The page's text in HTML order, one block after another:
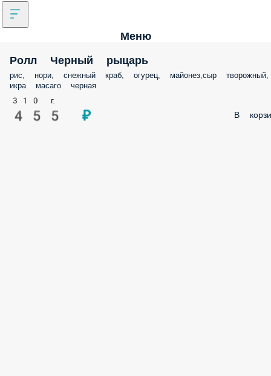
Меню
Ролл Черный рыцарь
рис, нори, снежный краб, огурец, майонез,сыр творожный,
икра масаго черная
310 г.
455 ₽ В